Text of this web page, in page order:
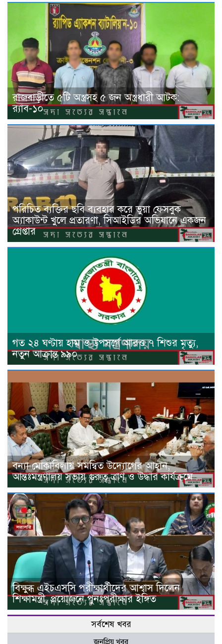
রাজবাড়ীতে ৫টি অস্ত্রসহ ৫ জন অস্ত্রধারী আটক:
র‍্যাব-১০
পরিচিত ব্যক্তির ছবি ব্যবহার করে ভুয়া ফেসবুক
অ্যাকাউন্ট খুলে প্রতারণা, সিআইডির অভিযানে একজন
গ্রেপ্তার
গত ২৪ ঘণ্টায় হাম ও উপসর্গে আরও ৭ শিশুর মৃত্যু,
নতুন আক্রান্ত ৯৯০
বন্যা মোকাবিলায় সমন্বিত উদ্যোগের আহ্বান,
আন্তঃমন্ত্রণালয় সভায় গুরুত্ব ত্রাণ ও উদ্ধার কার্যক্রমে
বিক্ষুব্ধ এইচএসসি পরীক্ষার্থীদের আশ্বাস দিলেন
শিক্ষামন্ত্রী, প্রয়োজনে পুনঃপরীক্ষার ইঙ্গিত
সর্বশেষ খবর